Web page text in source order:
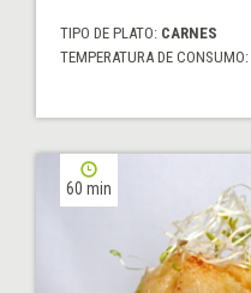
TIPO DE PLATO: CARNES
TEMPERATURA DE CONSUMO:
60 min